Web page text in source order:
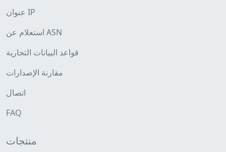
عنوان IP
استعلام عن ASN
قواعد البيانات التجارية
مقارنة الإصدارات
اتصال
FAQ
منتجات